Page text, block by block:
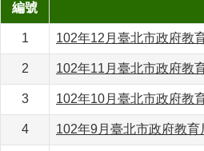
編號
1 102年12月臺北市政府教
2 102年11月臺北市政府教
3 102年10月臺北市政府教
4 102年9月臺北市政府教